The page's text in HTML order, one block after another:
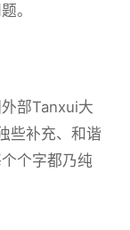
。
部Tanxui大
些补充、和谐
个字都乃纯